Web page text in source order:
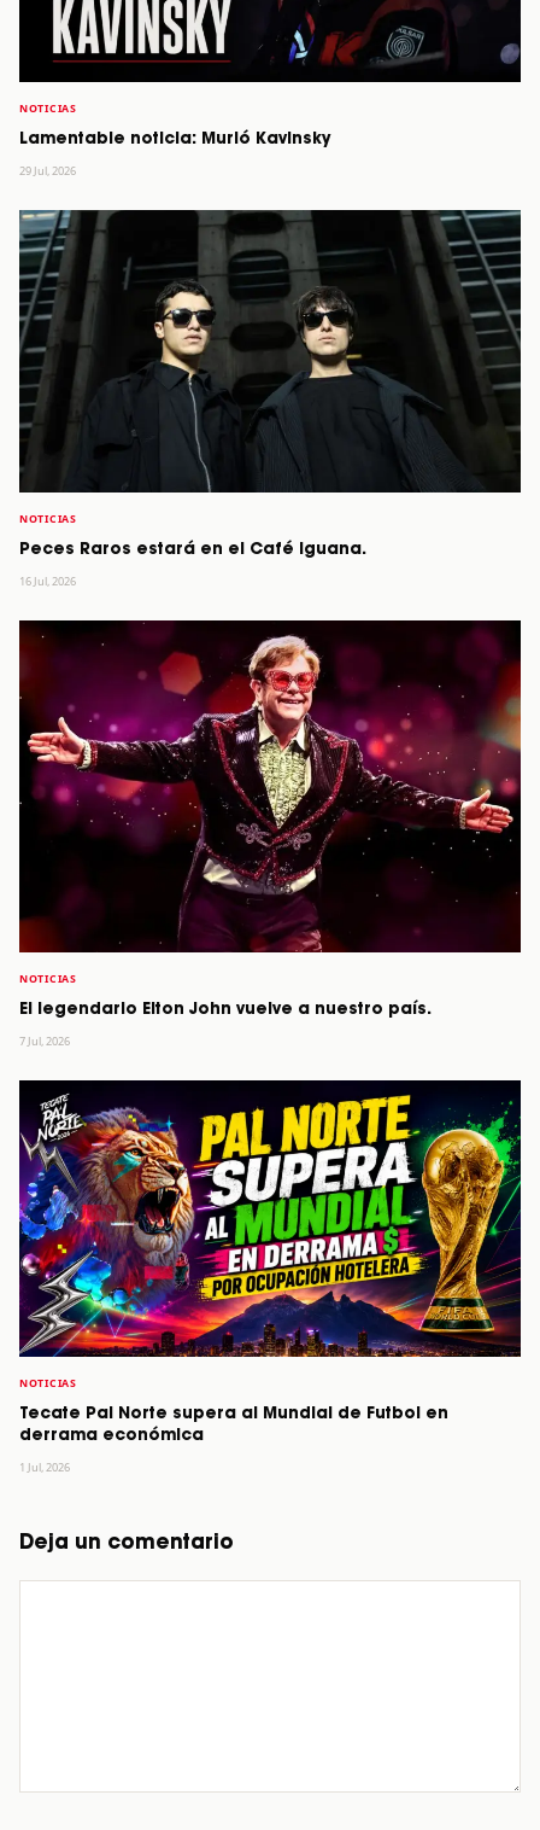
NOTICIAS
Lamentable noticia: Murió Kavinsky
29 Jul, 2026
NOTICIAS
Peces Raros estará en el Café Iguana.
16 Jul, 2026
NOTICIAS
El legendario Elton John vuelve a nuestro país.
7 Jul, 2026
NOTICIAS
Tecate Pal Norte supera al Mundial de Futbol en
derrama económica
1 Jul, 2026
Deja un comentario
Comentario